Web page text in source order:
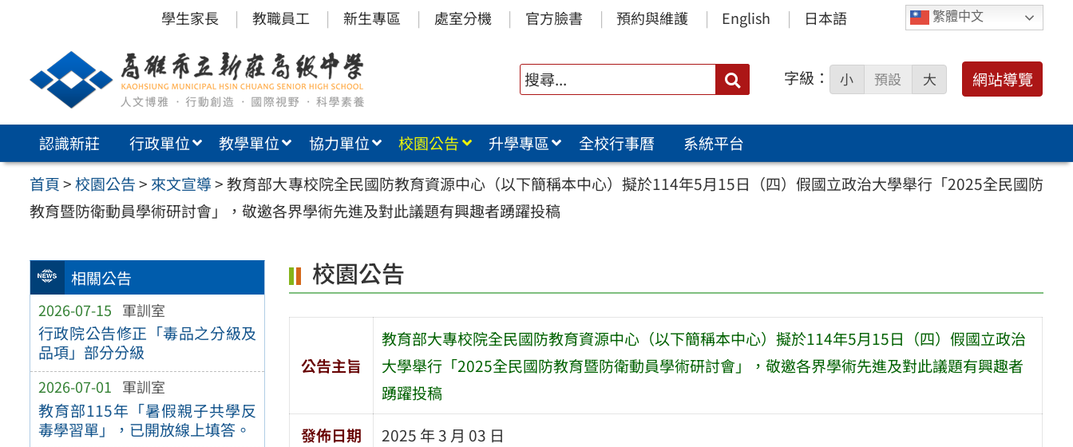
內
繁體中文
學生家長 教職員工 新生專區 處室分機 官方臉書 預約與維護 English 日本語
搜
尋：
字級： 小 預設 大 網站導覽
認識新莊 行政單位 教學單位 協力單位 校園公告 升學專區 全校行事曆
系統平台
首頁>校園公告> 來文宣導>教育部大專校院全民國防教育資源中心（以下簡稱本中心）擬於114年5月15日（四）假國立政治大學舉行「2025全民國防
教育暨防衛動員學術研討會」，敬邀各界學術先進及對此議題有興趣者踴躍投稿
相關公告
2026-07-15 軍訓室
行政院公告修正「毒品之分級及
品項」部分分級
2026-07-01 軍訓室
教育部115年「暑假親子共學反
毒學習單」，已開放線上填答。
校園公告
公告主旨
教育部大專校院全民國防教育資源中心（以下簡稱本中心）擬於114年5月15日（四）假國立政治
大學舉行「2025全民國防教育暨防衛動員學術研討會」，敬邀各界學術先進及對此議題有興趣者
踴躍投稿
發佈日期
2025 年 3 月 03 日